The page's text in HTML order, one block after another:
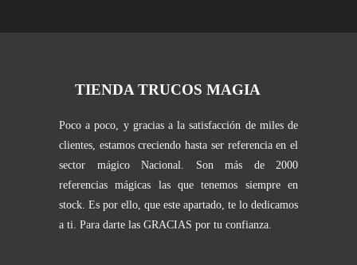
TIENDA TRUCOS MAGIA
Poco a poco, y gracias a la satisfacción de miles de
clientes, estamos creciendo hasta ser referencia en el
sector mágico Nacional. Son más de 2000
referencias mágicas las que tenemos siempre en
stock. Es por ello, que este apartado, te lo dedicamos
a ti. Para darte las GRACIAS por tu confianza.